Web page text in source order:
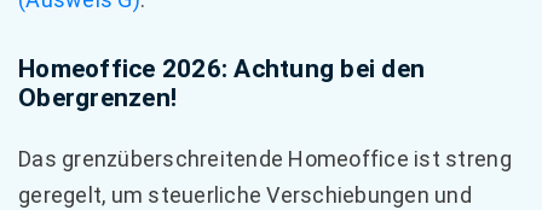
Homeoffice 2026: Achtung bei den
Obergrenzen!
Das grenzüberschreitende Homeoffice ist streng
geregelt, um steuerliche Verschiebungen und